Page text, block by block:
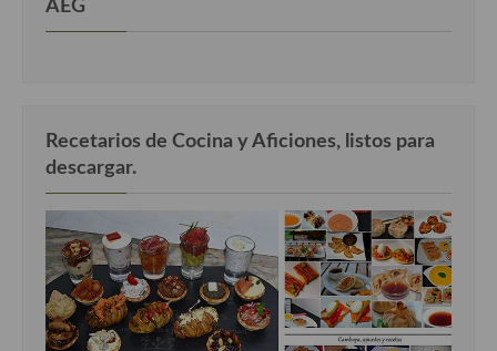
Cocina de Ucrania
Cocina Francesa
Cocina Griega
Cocina Holandesa
AEG
Recetarios de Cocina y Aficiones, listos para
descargar.